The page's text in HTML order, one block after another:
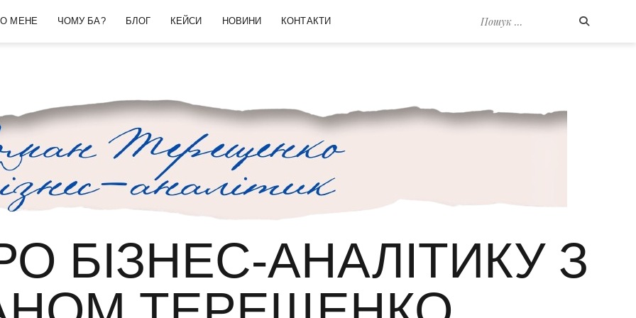
Пошук
МЕНЕ ЧОМУ БА? БЛОГ КЕЙСИ НОВИНИ КОНТАКТИ
БІЗНЕС-АНАЛІТИКУ З